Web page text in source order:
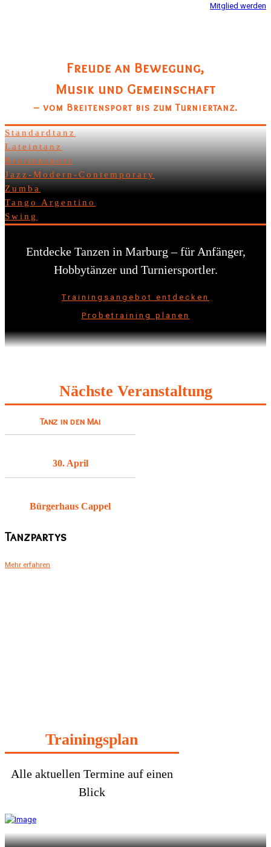
Mitglied werden
Freude an Bewegung,
Musik und Gemeinschaft
– vom Breitensport bis zum Turniertanz.
Standardtanz
Lateintanz
Breitensport
Jazz-Modern-Contemporary
Zumba
Tango Argentino
Swing
Entdecke Tanzen in Marburg – für Anfänger,
Hobbytänzer und Turniersportler.
Trainingsangebot entdecken
Probetraining planen
Nächste Veranstaltung
Tanz in den Mai
30. April
Bürgerhaus Cappel
Tanzpartys
Mehr erfahren
Trainingsplan
Alle aktuellen Termine auf einen
Blick